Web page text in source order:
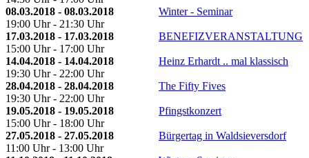
08.03.2018 - 08.03.2018
19:00 Uhr - 21:30 Uhr
Winter - Seminar
17.03.2018 - 17.03.2018
15:00 Uhr - 17:00 Uhr
BENEFIZVERANSTALTUNG
14.04.2018 - 14.04.2018
19:30 Uhr - 22:00 Uhr
Heinz Erhardt .. mal klassisch
28.04.2018 - 28.04.2018
19:30 Uhr - 22:00 Uhr
The Fifty Fives
19.05.2018 - 19.05.2018
15:00 Uhr - 18:00 Uhr
Pfingstkonzert
27.05.2018 - 27.05.2018
11:00 Uhr - 13:00 Uhr
Bürgertag in Waldsieversdorf